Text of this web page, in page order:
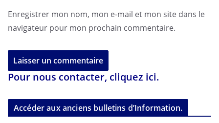
Enregistrer mon nom, mon e-mail et mon site dans le
navigateur pour mon prochain commentaire.
Pour nous contacter, cliquez ici.
Accéder aux anciens bulletins d’Information.